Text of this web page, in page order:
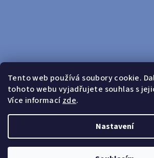
Tento web používá soubory cookie.
tohoto webu vyjadřujete souhlas s
Více informacízde.
Nastavení
Sledovat na Instagramu
Doprava zdarma od 599 Kč